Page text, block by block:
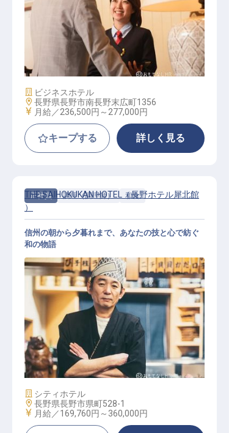
総合職（ホテル運営業務）
施設業態
ビジネスホテル
勤務地
長野県長野市南長野末広町1356
給与
月給／236,500円～ 277,000円
キープする 詳しく見る
正社員 調理（調理師） 和食
和食調理
THE SAIHOKUKAN HOTEL（長野ホテル犀北館
）
信州の朝から夕暮れまで、あなたの技と心で紡ぐ
和の物語
施設業態
シティホテル
勤務地
長野県長野市県町528-1
給与
月給／169,760円～ 360,000円